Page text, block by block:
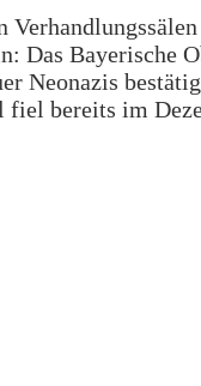
Das Bayerische
Neonazis
bereits im